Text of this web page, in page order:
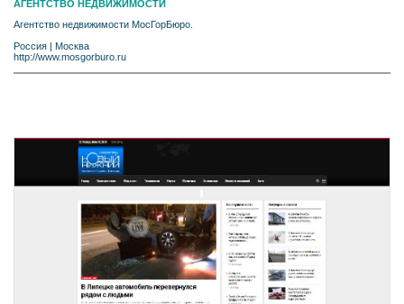
АГЕНТСТВО НЕДВИЖИМОСТИ
Агентство недвижимости МосГорБюро.
Россия | Москва
http://www.mosgorburo.ru